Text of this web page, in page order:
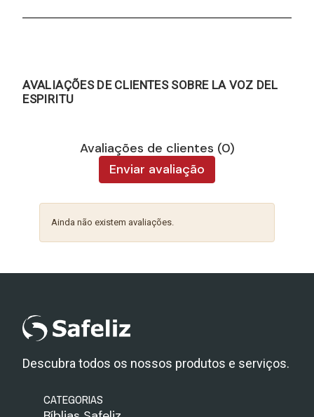
AVALIAÇÕES DE CLIENTES SOBRE LA VOZ DEL
ESPIRITU
Avaliações de clientes (0)
Enviar avaliação
Ainda não existem avaliações.
Descubra todos os nossos produtos e serviços.
CATEGORIAS